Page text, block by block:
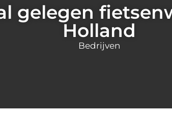
gelegen
Holland
Bedrijven